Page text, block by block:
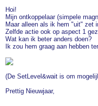
Hoi!
Mijn ontkoppelaar (simpele
Maar alleen als ik hem "uit" zet
Zelfde actie ook op aspect 1
Wat kan ik beter anders doen?
Ik zou hem graag aan hebben
(De SetLevel&wait is om
Prettig Nieuwjaar,